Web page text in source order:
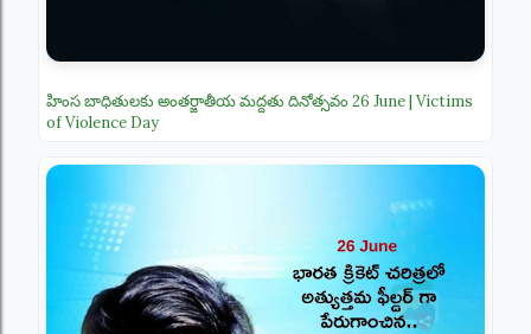
హింస బాధితులకు అంతర్జాతీయ మద్దతు దినోత్సవం 26 June | Victims
of Violence Day